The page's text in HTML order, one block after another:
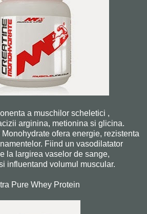
a muschilor scheletici ,
arginina, metionina si glicina.
ofera energie, rezistenta
Fiind un vasodilatator
la largirea vaselor de sange,
influentand volumul muscular.
Pure Whey Protein